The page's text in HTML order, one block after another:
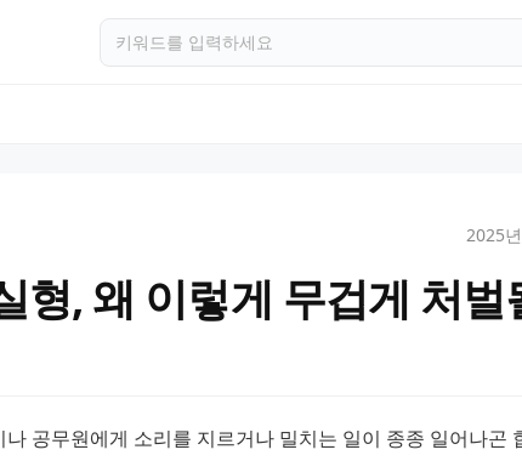
2025
형, 왜 이렇게 무겁게 처벌
공무원에게 소리를 지르거나 밀치는 일이 종종 일어나곤